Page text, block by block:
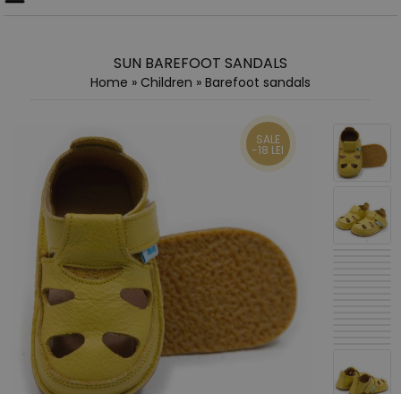
SUN BAREFOOT SANDALS
Home » Children » Barefoot sandals
SALE
-18 LEI